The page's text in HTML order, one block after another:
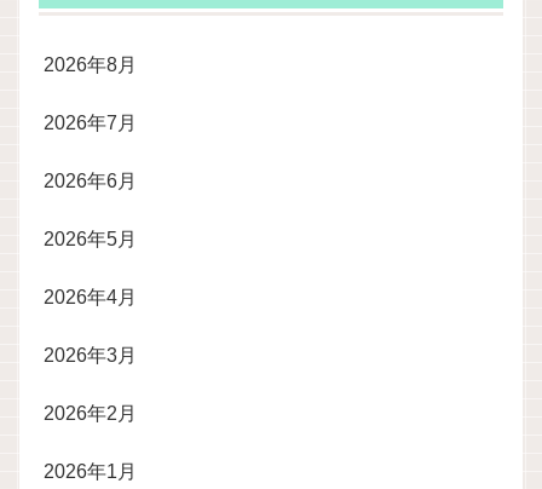
2026年8月
2026年7月
2026年6月
2026年5月
2026年4月
2026年3月
2026年2月
2026年1月